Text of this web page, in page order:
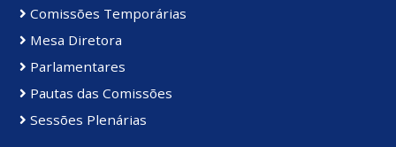
Comissões Temporárias
Mesa Diretora
Parlamentares
Pautas das Comissões
Sessões Plenárias